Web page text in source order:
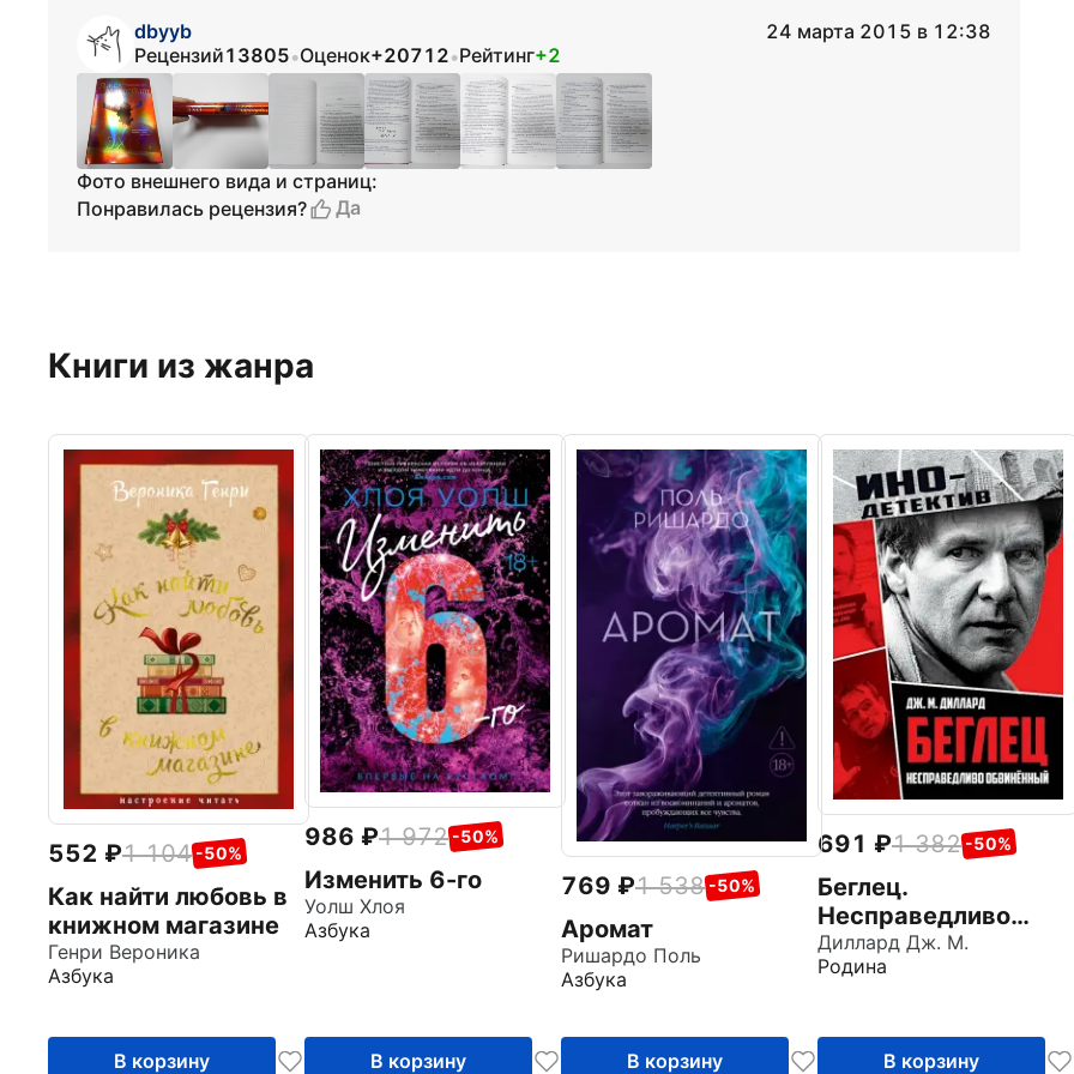
dbyyb
24 марта 2015 в 12:38
Рецензий13805•Оценок+20712•Рейтинг+2
Фото внешнего вида и страниц:
Понравилась рецензия?
Да
Книги из жанра
552 1 104 -50%
Как найти любовь в
книжном магазине
Генри Вероника
Азбука
В корзину
986 1 972 -50%
Изменить 6-го
Уолш Хлоя
Азбука
В корзину
769 1 538 -50%
Аромат
Ришардо Поль
Азбука
В корзину
691 1 382 -50%
Беглец.
Несправедливо
обвиненный
Диллард Дж. М.
Родина
В корзину